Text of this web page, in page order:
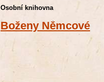
Osobní knihovna
Boženy Němcové